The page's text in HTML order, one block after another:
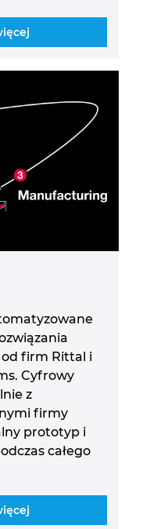
firm Rittal i
Cyfrowy
z
firmy
prototyp i
całego